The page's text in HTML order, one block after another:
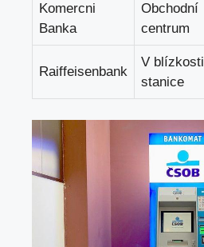
Komercni
Banka
Obchodní
centrum
Raiffeisenbank
V blízkosti
stanice